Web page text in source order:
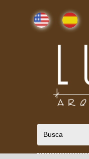
English Español